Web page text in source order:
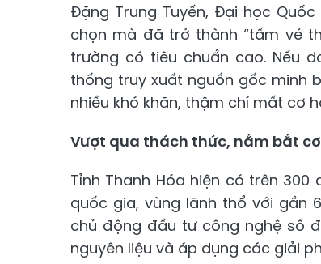
Đặng Trung Tuyến, Đại học
chọn mà đã trở thành “tấm vé
trường có tiêu chuẩn cao. Nếu
thống truy xuất nguồn gốc minh
nhiều khó khăn, thậm chí mất cơ
Vượt qua thách thức, nắm bắt
Tỉnh Thanh Hóa hiện có trên
quốc gia, vùng lãnh thổ với gần
chủ động đầu tư công nghệ số
nguyên liệu và áp dụng các giải